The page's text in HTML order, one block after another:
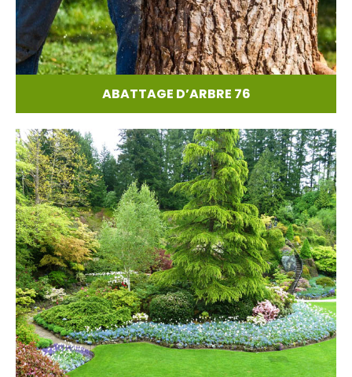
ABATTAGE D’ARBRE 76